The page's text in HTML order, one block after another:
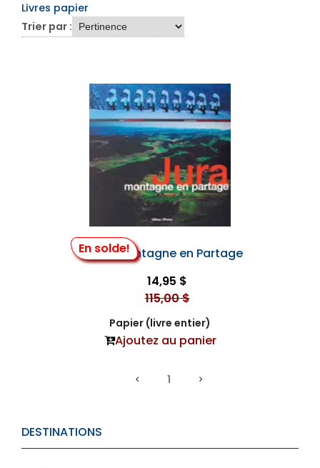
DESTINATIONS
Livres papier
Trier par :
En solde!
Jura - Montagne en Partage
14,95 $
115,00 $
Papier (livre entier)
Ajoutez au panier
1